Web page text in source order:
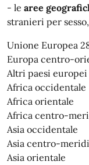
- le aree
stranieri per
Unione Europea
Europa centro-
Altri paesi
Africa occidentale
Africa orientale
Africa centro-
Asia occidentale
Asia centro-
Asia orientale